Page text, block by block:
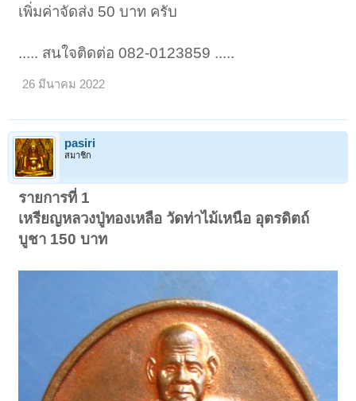
เพิ่มค่าจัดส่ง 50 บาท ครับ
..... สนใจติดต่อ 082-0123859 .....
26 มีนาคม 2022
pasiri
สมาชิก
รายการที่ 1
เหรียญหลวงปู่ทองเหลือ วัดท่าไม้เหนือ อุตรดิตถ์
บูชา 150 บาท